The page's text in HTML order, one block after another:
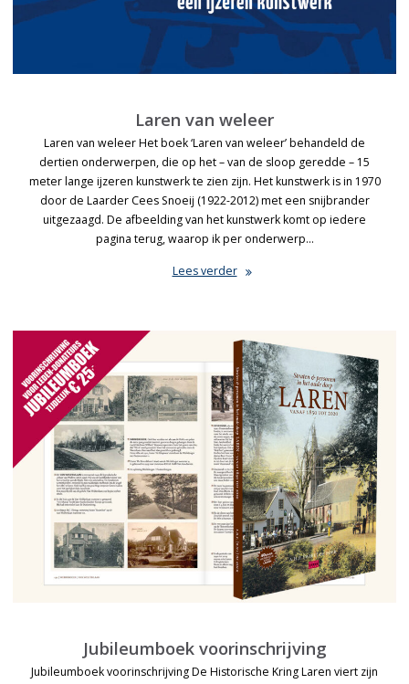
Laren van weleer
Laren van weleer Het boek ‘Laren van weleer’ behandeld de
dertien onderwerpen, die op het – van de sloop geredde – 15
meter lange ijzeren kunstwerk te zien zijn. Het kunstwerk is in 1970
door de Laarder Cees Snoeij (1922-2012) met een snijbrander
uitgezaagd. De afbeelding van het kunstwerk komt op iedere
pagina terug, waarop ik per onderwerp…
Lees verder
Jubileumboek voorinschrijving
Jubileumboek voorinschrijving De Historische Kring Laren viert zijn